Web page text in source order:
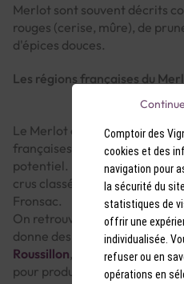
Merlot sont souvent décrits
rouges (cerise, mûre), de
d'épices douces.
Les régions françaises du
Le Merlot est cultivé dans de
françaises, mais c'est en
potentiel. Il entre dans la
crus classés, notamment à
Fronsac.
On retrouve également le
donne des vins plus légers et
Roussillon, il est souvent
pour produire des vins
Comptoir des
cookies et des
navigation pour
la sécurité du
statistiques de
offrir une
individualisée.
refuser ou en
opérations en